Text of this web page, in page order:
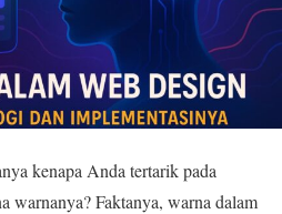
kenapa Anda tertarik pada
warnanya? Faktanya, warna dalam